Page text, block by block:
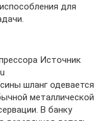
для
Источник
шланг одевается
металлической
В банку